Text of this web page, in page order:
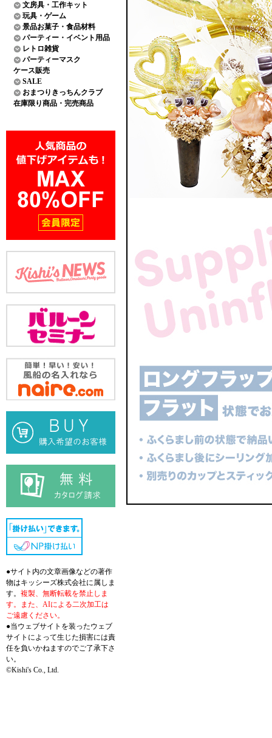
文房具・工作キット
玩具・ゲーム
景品お菓子・食品材料
パーティー・イベント用品
レトロ雑貨
パーティーマスク
ケース販売
SALE
おまつりきっちんクラブ
在庫限り商品・完売商品
●サイト内の文章画像などの著作
物はキッシーズ株式会社に属しま
す。 複製、無断転載を禁止しま
す。また、AIによる二次加工は
ご遠慮ください。
●当ウェブサイトを装ったウェブ
サイトによって生じた損害には責
任を負いかねますのでご了承下さ
い。
©Kishi's Co., Ltd.